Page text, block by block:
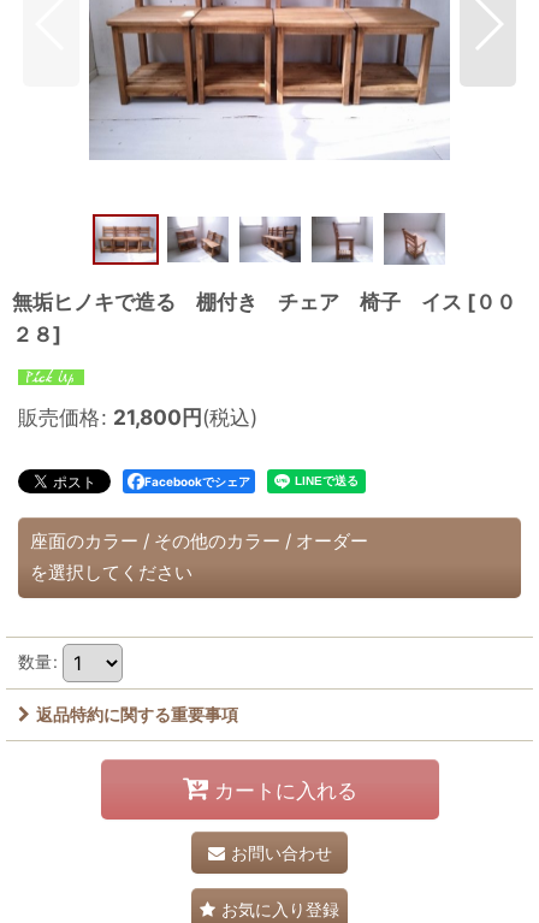
無垢ヒノキで造る 棚付き チェア 椅子 イス [００
２８]
販売価格: 21,800円(税込)
Facebookでシェア
座面のカラー / その他のカラー / オーダー
を選択してください
数量:
返品特約に関する重要事項
カートに入れる
お問い合わせ
お気に入り登録